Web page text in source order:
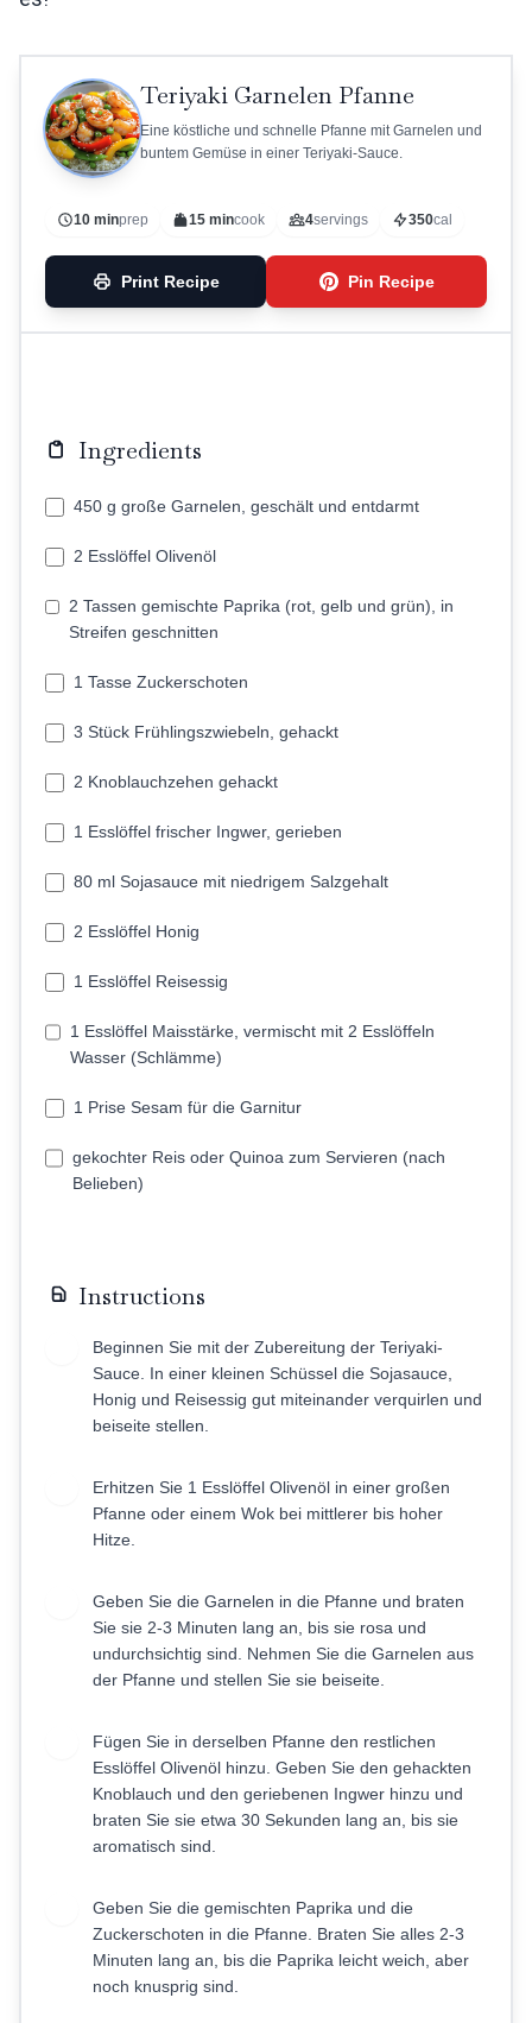
Teriyaki Garnelen Pfanne
Eine köstliche und schnelle Pfanne mit Garnelen und
buntem Gemüse in einer Teriyaki-Sauce.
10 minprep 15 mincook 4servings 350cal
Print Recipe Pin Recipe
Ingredients
450 g große Garnelen, geschält und entdarmt
2 Esslöffel Olivenöl
2 Tassen gemischte Paprika (rot, gelb und grün), in
Streifen geschnitten
1 Tasse Zuckerschoten
3 Stück Frühlingszwiebeln, gehackt
2 Knoblauchzehen gehackt
1 Esslöffel frischer Ingwer, gerieben
80 ml Sojasauce mit niedrigem Salzgehalt
2 Esslöffel Honig
1 Esslöffel Reisessig
1 Esslöffel Maisstärke, vermischt mit 2 Esslöffeln
Wasser (Schlämme)
1 Prise Sesam für die Garnitur
gekochter Reis oder Quinoa zum Servieren (nach
Belieben)
Instructions
Beginnen Sie mit der Zubereitung der Teriyaki-
Sauce. In einer kleinen Schüssel die Sojasauce,
Honig und Reisessig gut miteinander verquirlen und
beiseite stellen.
Erhitzen Sie 1 Esslöffel Olivenöl in einer großen
Pfanne oder einem Wok bei mittlerer bis hoher
Hitze.
Geben Sie die Garnelen in die Pfanne und braten
Sie sie 2-3 Minuten lang an, bis sie rosa und
undurchsichtig sind. Nehmen Sie die Garnelen aus
der Pfanne und stellen Sie sie beiseite.
Fügen Sie in derselben Pfanne den restlichen
Esslöffel Olivenöl hinzu. Geben Sie den gehackten
Knoblauch und den geriebenen Ingwer hinzu und
braten Sie sie etwa 30 Sekunden lang an, bis sie
aromatisch sind.
Geben Sie die gemischten Paprika und die
Zuckerschoten in die Pfanne. Braten Sie alles 2-3
Minuten lang an, bis die Paprika leicht weich, aber
noch knusprig sind.